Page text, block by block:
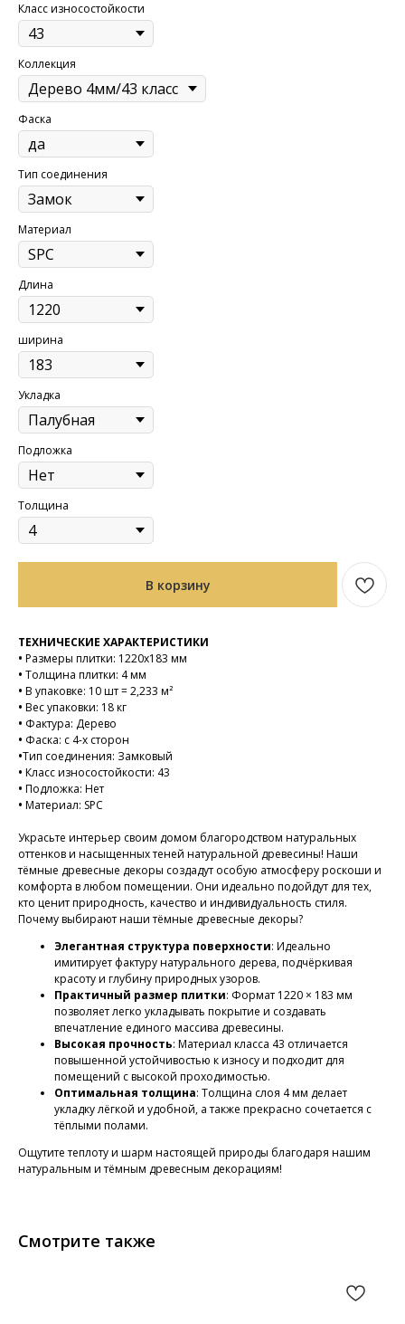
Класс износостойкости
Коллекция
Фаска
Тип соединения
Материал
Длина
ширина
Укладка
Подложка
Толщина
В корзину
ТЕХНИЧЕСКИЕ ХАРАКТЕРИСТИКИ
• Размеры плитки: 1220х183 мм
• Толщина плитки: 4 мм
• В упаковке: 10 шт = 2,233 м²
• Вес упаковки: 18 кг
• Фактура: Дерево
• Фаска: с 4-х сторон
•Тип соединения: Замковый
• Класс износостойкости: 43
• Подложка: Нет
• Материал: SPC
Украсьте интерьер своим домом благородством натуральных
оттенков и насыщенных теней натуральной древесины! Наши
тёмные древесные декоры создадут особую атмосферу роскоши и
комфорта в любом помещении. Они идеально подойдут для тех,
кто ценит природность, качество и индивидуальность стиля.
Почему выбирают наши тёмные древесные декоры?
Элегантная структура поверхности: Идеально
имитирует фактуру натурального дерева, подчёркивая
красоту и глубину природных узоров.
Практичный размер плитки: Формат 1220 × 183 мм
позволяет легко укладывать покрытие и создавать
впечатление единого массива древесины.
Высокая прочность: Материал класса 43 отличается
повышенной устойчивостью к износу и подходит для
помещений с высокой проходимостью.
Оптимальная толщина: Толщина слоя 4 мм делает
укладку лёгкой и удобной, а также прекрасно сочетается с
тёплыми полами.
Ощутите теплоту и шарм настоящей природы благодаря нашим
натуральным и тёмным древесным декорациям!
Смотрите также